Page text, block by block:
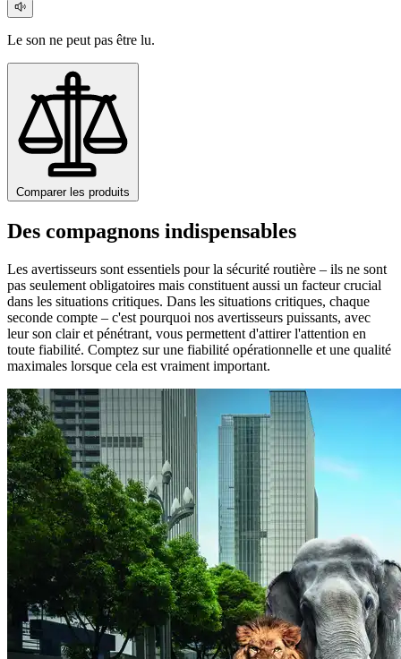
Le son ne peut pas être lu.
Comparer les produits
Des compagnons indispensables
Les avertisseurs sont essentiels pour la sécurité routière – ils ne sont
pas seulement obligatoires mais constituent aussi un facteur crucial
dans les situations critiques. Dans les situations critiques, chaque
seconde compte – c'est pourquoi nos avertisseurs puissants, avec
leur son clair et pénétrant, vous permettent d'attirer l'attention en
toute fiabilité. Comptez sur une fiabilité opérationnelle et une qualité
maximales lorsque cela est vraiment important.